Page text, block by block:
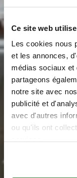
Ce site web
Les cookies nous
et les annonces,
médias sociaux et
partageons
notre site avec
publicité et
avec d'autres
ou qu'ils ont